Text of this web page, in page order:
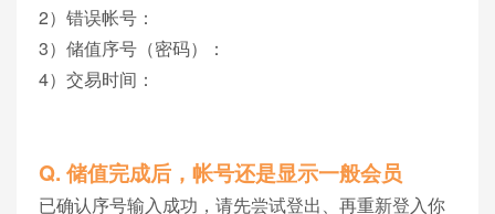
2）错误帐号：
3）储值序号（密码）：
4）交易时间：
Q. 储值完成后，帐号还是显示一般会员
已确认序号输入成功，请先尝试登出、再重新登入你